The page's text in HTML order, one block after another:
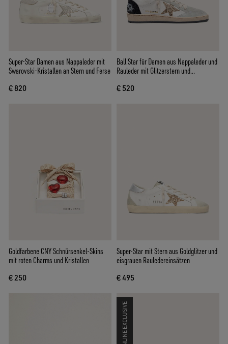
Super-Star Damen aus Nappaleder mit
Swarovski-Kristallen an Stern und Ferse
€ 820
Ball Star für Damen aus Nappaleder und
Rauleder mit Glitzerstern und
€ 520
Goldfarbene CNY Schnürsenkel-Skins
mit roten Charms und Kristallen
€ 250
Super-Star mit Stern aus Goldglitzer und
eisgrauen Rauledereinsätzen
€ 495
ONLINE EXCLUSIVE